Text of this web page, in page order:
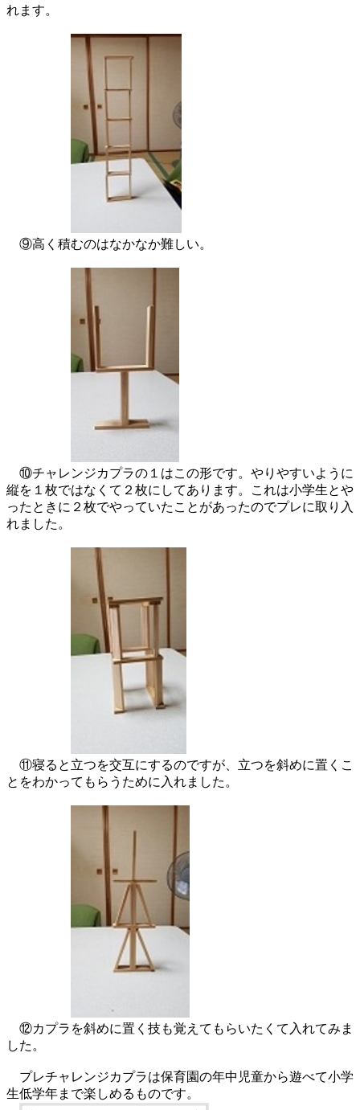
れます。
⑨高く積むのはなかなか難しい。
⑩チャレンジカプラの１はこの形です。やりやすいように
縦を１枚ではなくて２枚にしてあります。これは小学生とや
ったときに２枚でやっていたことがあったのでプレに取り入
れました。
⑪寝ると立つを交互にするのですが、立つを斜めに置くこ
とをわかってもらうために入れました。
⑫カプラを斜めに置く技も覚えてもらいたくて入れてみま
した。
プレチャレンジカプラは保育園の年中児童から遊べて小学
生低学年まで楽しめるものです。